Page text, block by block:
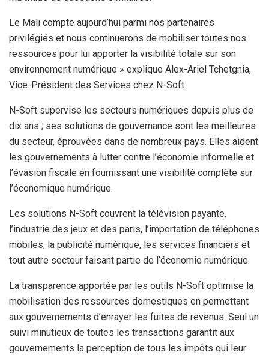
Le Mali compte aujourd’hui parmi nos partenaires
privilégiés et nous continuerons de mobiliser toutes nos
ressources pour lui apporter la visibilité totale sur son
environnement numérique » explique Alex-Ariel Tchetgnia,
Vice-Président des Services chez N-Soft.
N-Soft supervise les secteurs numériques depuis plus de
dix ans ; ses solutions de gouvernance sont les meilleures
du secteur, éprouvées dans de nombreux pays. Elles aident
les gouvernements à lutter contre l’économie informelle et
l’évasion fiscale en fournissant une visibilité complète sur
l’économique numérique.
Les solutions N-Soft couvrent la télévision payante,
l’industrie des jeux et des paris, l’importation de téléphones
mobiles, la publicité numérique, les services financiers et
tout autre secteur faisant partie de l’économie numérique.
La transparence apportée par les outils N-Soft optimise la
mobilisation des ressources domestiques en permettant
aux gouvernements d’enrayer les fuites de revenus. Seul un
suivi minutieux de toutes les transactions garantit aux
gouvernements la perception de tous les impôts qui leur